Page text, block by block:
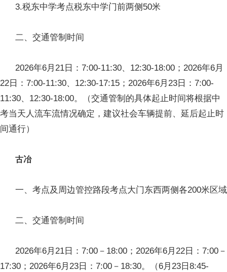
3.税东中学考点税东中学门前两侧50米
二、交通管制时间
2026年6月21日：7:00-11:30、12:30-18:00；2026年6月
22日：7:00-11:30、12:30-17:15；2026年6月23日：7:00-
11:30、12:30-18:00。（交通管制的具体起止时间将根据中
考当天人流车流情况确定，建议社会车辆提前、延后起止时
间通行）
古冶
一、考点及周边管控路段考点大门东西两侧各200米区域
二、交通管制时间
2026年6月21日：7:00－18:00；2026年6月22日：7:00－
17:30；2026年6月23日：7:00－18:30。（6月23日8:45-